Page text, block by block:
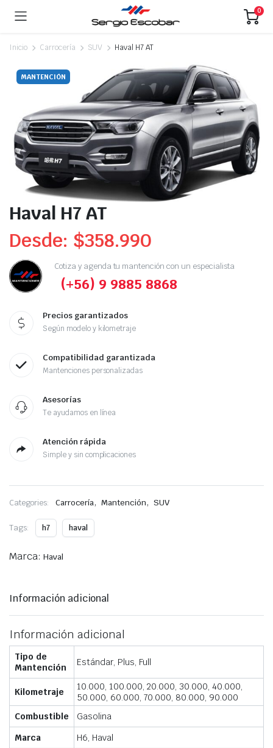
0
Inicio Carrocería SUV Haval H7 AT
MANTENCIÓN
Haval H7 AT
Desde: $358.990
Cotiza y agenda tu mantención con un especialista
(+56) 9 9885 8868
Precios garantizados
Según modelo y kilometraje
Compatibilidad garantizada
Mantenciones personalizadas
Asesorías
Te ayudamos en línea
Atención rápida
Simple y sin complicaciones
Categories: Carrocería, Mantención, SUV
Tags: h7 haval
Marca: Haval
Información adicional
Información adicional
Tipo de
Mantención
Estándar, Plus, Full
Kilometraje
10.000, 100.000, 20.000, 30.000, 40.000,
50.000, 60.000, 70.000, 80.000, 90.000
Combustible
Gasolina
Marca
H6, Haval